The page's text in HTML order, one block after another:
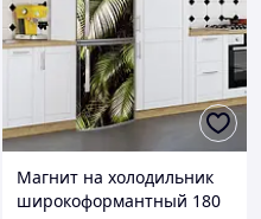
Магнит на холодильник
широкоформантный 180